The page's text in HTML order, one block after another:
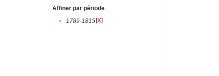
Affiner par période
•
1789-1815[X]